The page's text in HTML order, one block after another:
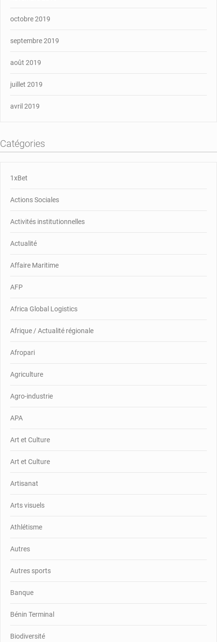
octobre 2019
septembre 2019
août 2019
juillet 2019
avril 2019
Catégories
1xBet
Actions Sociales
Activités institutionnelles
Actualité
Affaire Maritime
AFP
Africa Global Logistics
Afrique / Actualité régionale
Afropari
Agriculture
Agro-industrie
APA
Art et Culture
Art et Culture
Artisanat
Arts visuels
Athlétisme
Autres
Autres sports
Banque
Bénin Terminal
Biodiversité